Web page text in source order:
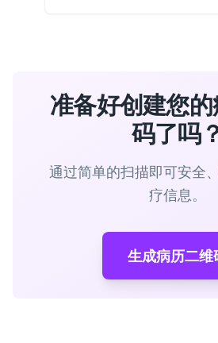
准备好创建您
码了吗
通过简单的扫描即可安全
疗信息。
生成病历二维